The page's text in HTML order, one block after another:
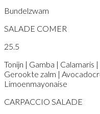
Bundelzwam
SALADE COMER
25.5
Tonijn | Gamba | Calamaris |
Gerookte zalm |
Limoenmayonaise
CARPACCIO SALADE